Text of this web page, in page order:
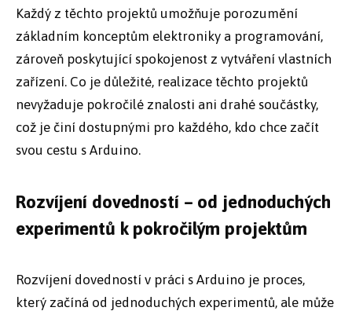
Každý z těchto projektů umožňuje porozumění
základním konceptům elektroniky a programování,
zároveň poskytující spokojenost z vytváření vlastních
zařízení. Co je důležité, realizace těchto projektů
nevyžaduje pokročilé znalosti ani drahé součástky,
což je činí dostupnými pro každého, kdo chce začít
svou cestu s Arduino.
Rozvíjení dovedností – od jednoduchých
experimentů k pokročilým projektům
Rozvíjení dovedností v práci s Arduino je proces,
který začíná od jednoduchých experimentů, ale může